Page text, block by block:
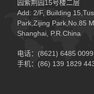
园紫荆园15号楼二层
Add: 2/F, Building
Park,Zijing Park,No.85
Shanghai, P.R.China
电话：(8621) 6485 0099
手机：(86) 139 1829